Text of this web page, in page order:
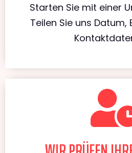
Starten Sie mit einer
Teilen Sie uns Datum,